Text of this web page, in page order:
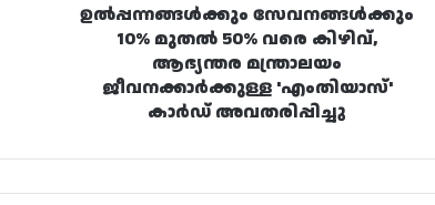
ജീവനക്കാർക്കുള്ള
'എംതിയാസ്'
അവതരിപ്പിച്ചു
ഉൽപ്പന്നങ്ങൾക്കും സേവനങ്ങൾക്കും
10% മുതൽ 50% വരെ കിഴിവ്,
ആഭ്യന്തര മന്ത്രാലയം
ജീവനക്കാർക്കുള്ള 'എംതിയാസ്'
കാർഡ് അവതരിപ്പിച്ചു